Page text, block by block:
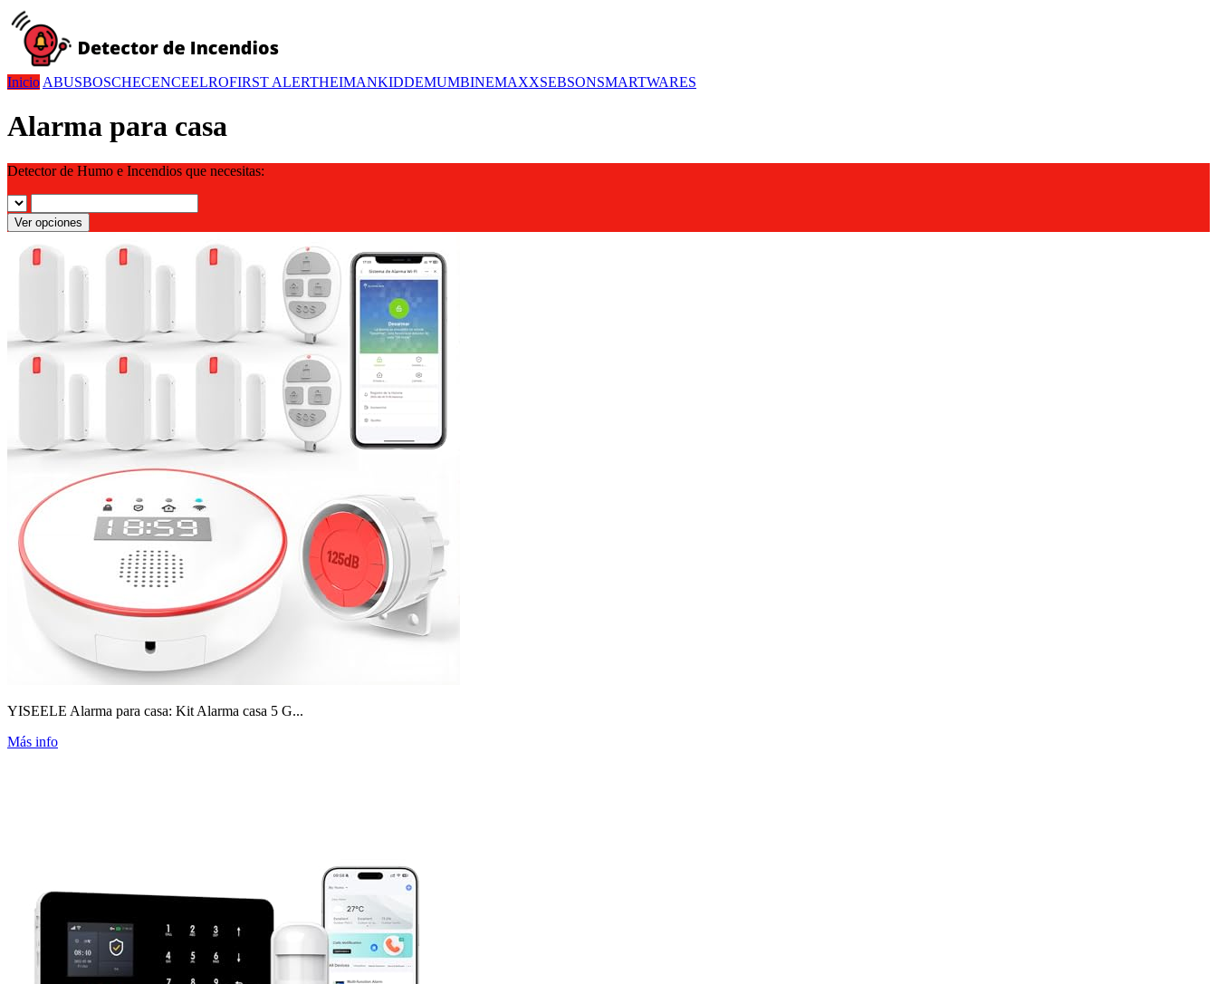
Inicio ABUSBOSCHECENCEELROFIRST ALERTHEIMANKIDDEMUMBINEMAXXSEBSONSMARTWARES
Alarma para casa
Detector de Humo e Incendios que necesitas:
Ver opciones
YISEELE Alarma para casa: Kit Alarma casa 5 G...
Más info